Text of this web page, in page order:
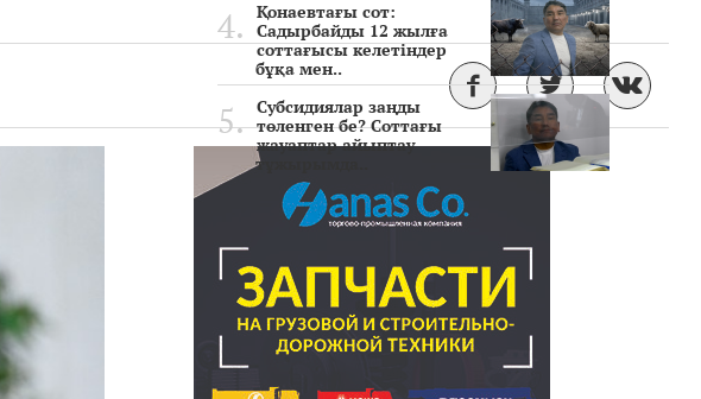
Қонаевтағы сот:
Садырбайды 12 жылға
соттағысы келетіндер
бұқа мен..
Субсидиялар заңды
төленген бе? Соттағы
жауаптар айыптау
тұжырымда..